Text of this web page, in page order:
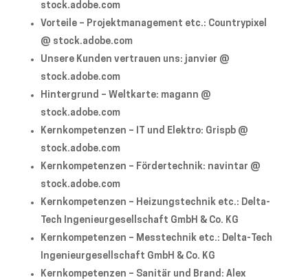
stock.adobe.com
Vorteile – Projektmanagement etc.: Countrypixel
@ stock.adobe.com
Unsere Kunden vertrauen uns: janvier @
stock.adobe.com
Hintergrund – Weltkarte: magann @
stock.adobe.com
Kernkompetenzen – IT und Elektro: Grispb @
stock.adobe.com
Kernkompetenzen – Fördertechnik: navintar @
stock.adobe.com
Kernkompetenzen – Heizungstechnik etc.: Delta-
Tech Ingenieurgesellschaft GmbH & Co. KG
Kernkompetenzen – Messtechnik etc.: Delta-Tech
Ingenieurgesellschaft GmbH & Co. KG
Kernkompetenzen – Sanitär und Brand: Alex